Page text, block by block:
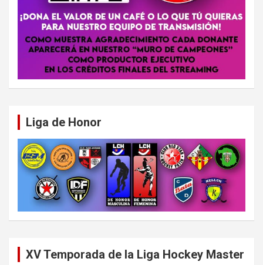
Liga de Honor
XV Temporada de la Liga Hockey Master